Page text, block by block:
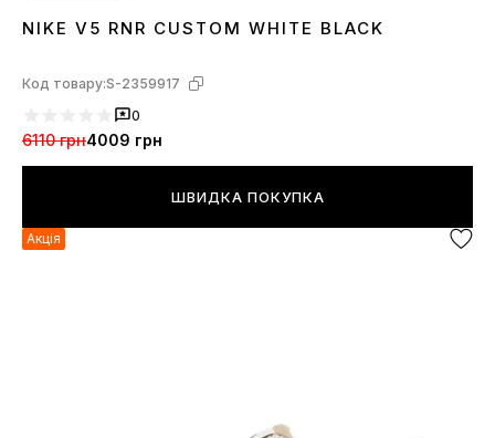
4041 42 43 44
NIKE V5 RNR CUSTOM WHITE BLACK
Код товару:S-2359917
0
6110 грн4009 грн
ШВИДКА ПОКУПКА
Акція